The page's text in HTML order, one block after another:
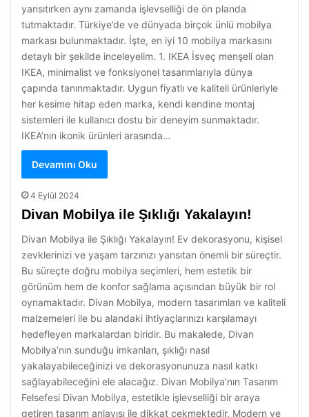
yansıtırken aynı zamanda işlevselliği de ön planda
tutmaktadır. Türkiye’de ve dünyada birçok ünlü mobilya
markası bulunmaktadır. İşte, en iyi 10 mobilya markasını
detaylı bir şekilde inceleyelim. 1. IKEA İsveç menşeli olan
IKEA, minimalist ve fonksiyonel tasarımlarıyla dünya
çapında tanınmaktadır. Uygun fiyatlı ve kaliteli ürünleriyle
her kesime hitap eden marka, kendi kendine montaj
sistemleri ile kullanıcı dostu bir deneyim sunmaktadır.
IKEA’nın ikonik ürünleri arasında…
Devamını Oku
4 Eylül 2024
Divan Mobilya ile Şıklığı Yakalayın!
Divan Mobilya ile Şıklığı Yakalayın! Ev dekorasyonu, kişisel
zevklerinizi ve yaşam tarzınızı yansıtan önemli bir süreçtir.
Bu süreçte doğru mobilya seçimleri, hem estetik bir
görünüm hem de konfor sağlama açısından büyük bir rol
oynamaktadır. Divan Mobilya, modern tasarımları ve kaliteli
malzemeleri ile bu alandaki ihtiyaçlarınızı karşılamayı
hedefleyen markalardan biridir. Bu makalede, Divan
Mobilya’nın sunduğu imkanları, şıklığı nasıl
yakalayabileceğinizi ve dekorasyonunuza nasıl katkı
sağlayabileceğini ele alacağız. Divan Mobilya’nın Tasarım
Felsefesi Divan Mobilya, estetikle işlevselliği bir araya
getiren tasarım anlayışı ile dikkat çekmektedir. Modern ve